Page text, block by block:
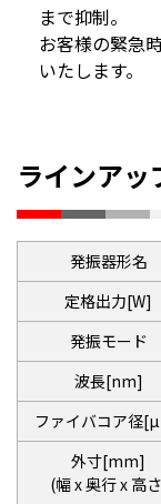
まで抑制。
お客様の緊急
いたします。
ラインアッ
発振器形名
定格出力[W]
発振モード
波長[nm]
ファイバコア径
外寸[mm]
(幅 x 奥行 x 高